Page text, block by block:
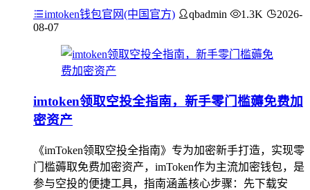
imtoken钱包官网(中国官方) qbadmin 1.3K
2026-
08-07
imtoken领取空投全指南，新手零门槛薅免费加
密资产
《imToken领取空投全指南》专为加密新手打造，实现零
门槛薅取免费加密资产，imToken作为主流加密钱包，是
参与空投的便捷工具，指南涵盖核心步骤：先下载安